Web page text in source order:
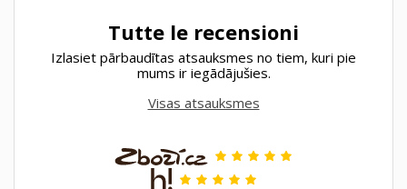
Tutte le recensioni
Izlasiet pārbaudītas atsauksmes no tiem, kuri pie
mums ir iegādājušies.
Visas atsauksmes